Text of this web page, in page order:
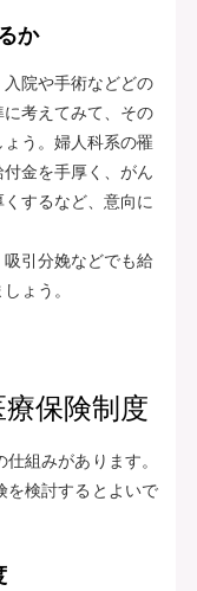
か
院や手術などどの
考えてみて、その
う。婦人科系の罹
金を手厚く、がん
するなど、意向に
引分娩などでも給
ょう。
保険制度
組みがあります。
を検討するとよいで